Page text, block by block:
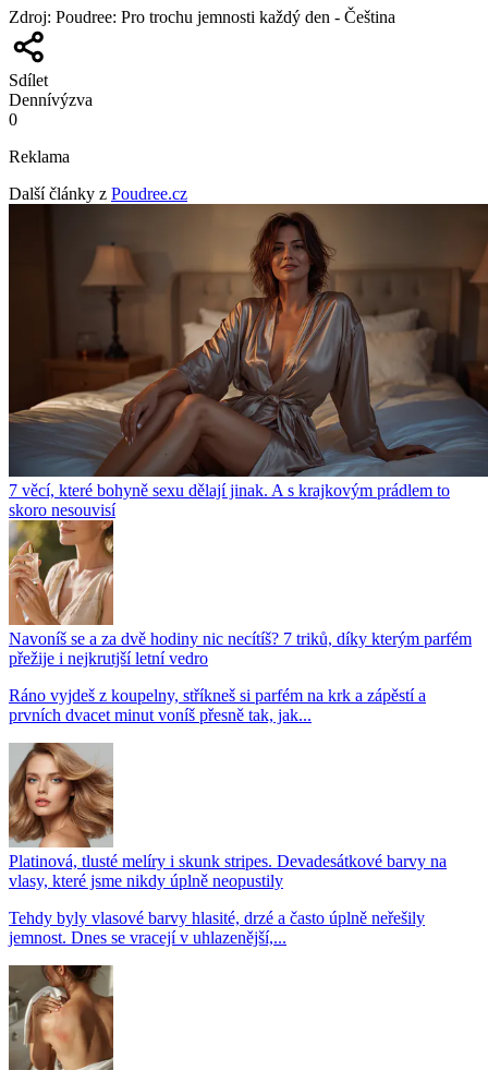
Zdroj: Poudree: Pro trochu jemnosti každý den - Čeština
Sdílet
Dennívýzva
0
Reklama
Další články z Poudree.cz
7 věcí, které bohyně sexu dělají jinak. A s krajkovým prádlem to
skoro nesouvisí
Navoníš se a za dvě hodiny nic necítíš? 7 triků, díky kterým parfém
přežije i nejkrutjší letní vedro
Ráno vyjdeš z koupelny, stříkneš si parfém na krk a zápěstí a
prvních dvacet minut voníš přesně tak, jak...
Platinová, tlusté melíry i skunk stripes. Devadesátkové barvy na
vlasy, které jsme nikdy úplně neopustily
Tehdy byly vlasové barvy hlasité, drzé a často úplně neřešily
jemnost. Dnes se vracejí v uhlazenější,...